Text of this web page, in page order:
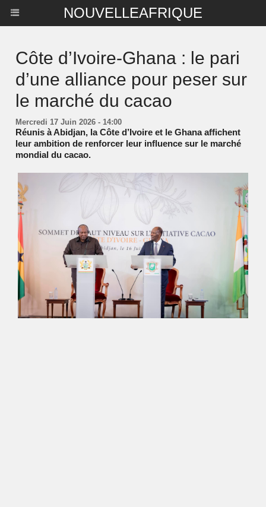
NOUVELLEAFRIQUE
Côte d’Ivoire-Ghana : le pari
d’une alliance pour peser sur
le marché du cacao
Mercredi 17 Juin 2026 - 14:00
Réunis à Abidjan, la Côte d’Ivoire et le Ghana affichent
leur ambition de renforcer leur influence sur le marché
mondial du cacao.